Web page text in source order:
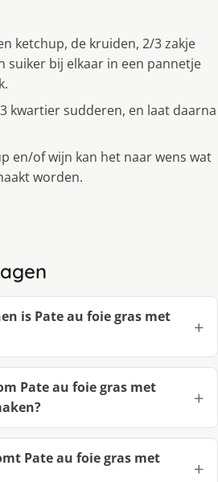
ketchup, de kruiden, 2/3 zakje
suiker bij elkaar in een pannetje
kwartier sudderen, en laat daarna
en/of wijn kan het naar wens wat
worden.
is Pate au foie gras met
Pate au foie gras met
Pate au foie gras met